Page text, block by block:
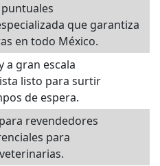
que garantiza
en todo México.
a gran escala
listo para surtir
de espera.
revendedores
para